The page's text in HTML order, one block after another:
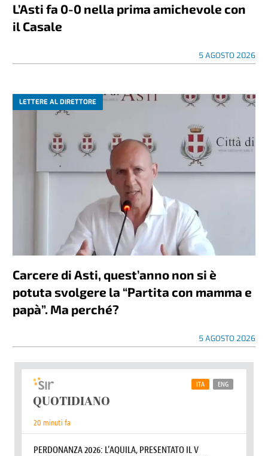
L’Asti fa 0-0 nella prima amichevole con
il Casale
5 AGOSTO 2026
LETTERE AL DIRETTORE
Carcere di Asti, quest’anno non si è
potuta svolgere la “Partita con mamma e
papà”. Ma perché?
5 AGOSTO 2026